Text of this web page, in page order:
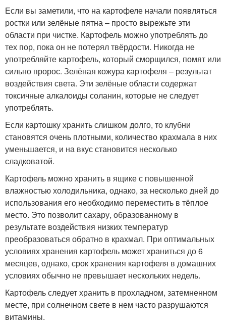
Если вы заметили, что на картофеле начали появляться
ростки или зелёные пятна – просто вырежьте эти
области при чистке. Картофель можно употреблять до
тех пор, пока он не потерял твёрдости. Никогда не
употребляйте картофель, который сморщился, помят или
сильно пророс. Зелёная кожура картофеля – результат
воздействия света. Эти зелёные области содержат
токсичные алкалоиды соланин, которые не следует
употреблять.
Если картошку хранить слишком долго, то клубни
становятся очень плотными, количество крахмала в них
уменьшается, и на вкус становится несколько
сладковатой.
Картофель можно хранить в ящике с повышенной
влажностью холодильника, однако, за несколько дней до
использования его необходимо переместить в тёплое
место. Это позволит сахару, образованному в
результате воздействия низких температур
преобразоваться обратно в крахмал. При оптимальных
условиях хранения картофель может храниться до 6
месяцев, однако, срок хранения картофеля в домашних
условиях обычно не превышает нескольких недель.
Картофель следует хранить в прохладном, затемненном
месте, при солнечном свете в нем часто разрушаются
витамины.